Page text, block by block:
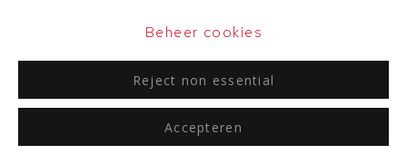
Privacyverklaring
Beheer cookies
Algemene voorwaarden
Beheer cookies
Reject non essential
Accepteren